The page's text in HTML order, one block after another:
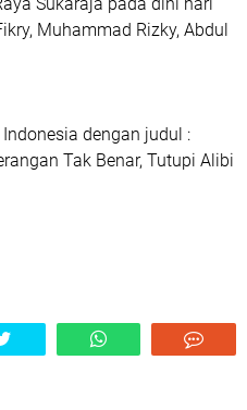
Muhammad Rizky, Abdul
dengan judul :
Tak Benar, Tutupi Alibi